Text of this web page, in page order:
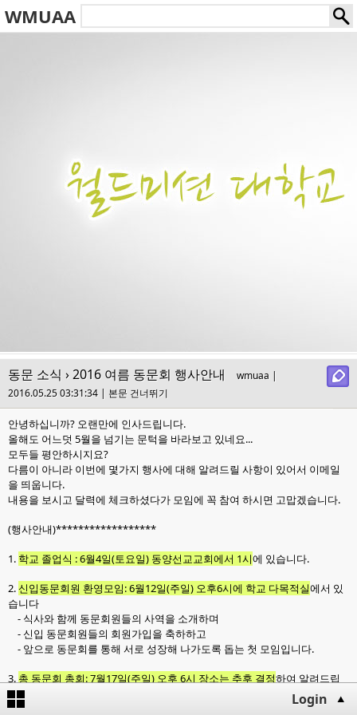
WMUAA
동문 소식 › 2016 여름 동문회 행사안내
wmuaa |
2016.05.25 03:31:34 | 본문 건너뛰기
안녕하십니까? 오랜만에 인사드립니다.
올해도 어느덧 5월을 넘기는 문턱을 바라보고 있네요...
모두들 평안하시지요?
다름이 아니라 이번에 몇가지 행사에 대해 알려드릴 사항이 있어서 이메일
을 띄웁니다.
내용을 보시고 달력에 체크하셨다가 모임에 꼭 참여 하시면 고맙겠습니다.
(행사안내)******************
1. 학교 졸업식 : 6월4일(토요일) 동양선교교회에서 1시에 있습니다.
2.신입동문회원 환영모임: 6월12일(주일) 오후6시에 학교 다목적실에서 있
습니다
- 식사와 함께 동문회원들의 사역을 소개하며
- 신입 동문회원들의 회원가입을 축하하고
- 앞으로 동문회를 통해 서로 성장해 나가도록 돕는 첫 모임입니다.
3. 총 동문회 총회: 7월17일(주일) 오후 6시 장소는 추후 결정하여 알려드립
니다.
- 먼저, 예배와 식사를 하고.. ^^
Login